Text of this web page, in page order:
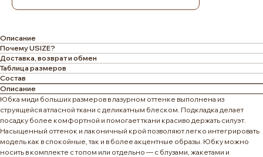
Описание
Почему USIZE?
Доставка, возврат и обмен
Таблица размеров
Состав
Описание
Юбка миди больших размеров в лазурном оттенке выполнена из
струящейся атласной ткани с деликатным блеском. Подкладка делает
посадку более комфортной и помогает ткани красиво держать силуэт.
Насыщенный оттенок и лаконичный крой позволяют легко интегрировать
модель как в спокойные, так и в более акцентные образы. Юбку можно
носить в комплекте с топом или отдельно — с блузами, жакетами и